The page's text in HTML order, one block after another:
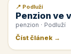
📰 PR článek
📍 Podluží
Penzion ve
penzion · Podluží
Číst článek →